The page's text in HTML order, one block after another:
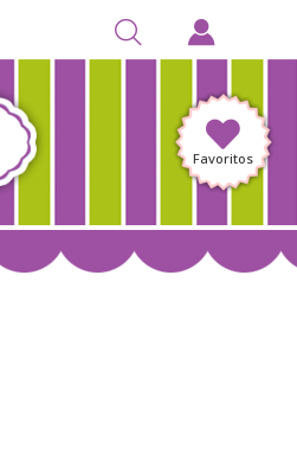
Favoritos